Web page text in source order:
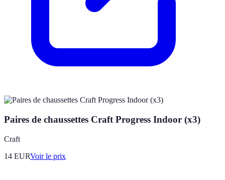
Paires de chaussettes Craft Progress Indoor (x3)
Craft
14 EURVoir le prix